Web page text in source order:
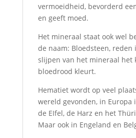
vermoeidheid, bevorderd
en geeft moed.
Het mineraal staat ook wel
de naam: Bloedsteen,
slijpen van het mineraal het
bloedrood kleurt.
Hematiet wordt op veel
wereld gevonden, in Europa
de EIfel, de Harz en het
Maar ook in Engeland en